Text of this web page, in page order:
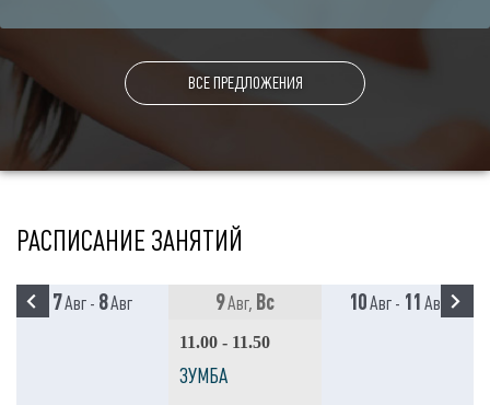
ВСЕ ПРЕДЛОЖЕНИЯ
РАСПИСАНИЕ ЗАНЯТИЙ
7Авг - 8Авг 9Авг, Вс 10Авг - 11 Авг
11.00 - 11.50
ЗУМБА